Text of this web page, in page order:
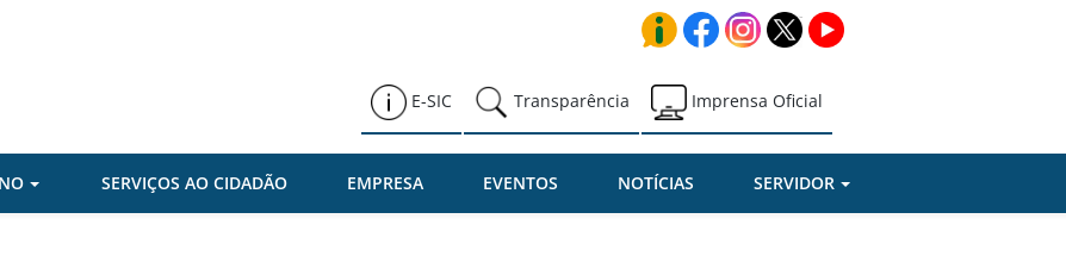
E-SIC Transparência Imprensa Oficial
SERVIÇOS AO CIDADÃO EMPRESA EVENTOS NOTÍCIAS SERVIDOR